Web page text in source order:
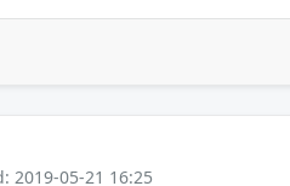
2019-05-21 16:25